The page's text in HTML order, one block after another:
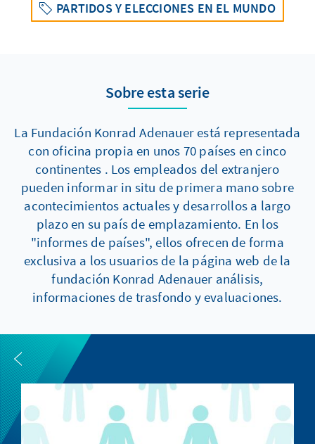
PARTIDOS Y ELECCIONES EN EL MUNDO
Sobre esta serie
La Fundación Konrad Adenauer está representada
con oficina propia en unos 70 países en cinco
continentes . Los empleados del extranjero
pueden informar in situ de primera mano sobre
acontecimientos actuales y desarrollos a largo
plazo en su país de emplazamiento. En los
"informes de países", ellos ofrecen de forma
exclusiva a los usuarios de la página web de la
fundación Konrad Adenauer análisis,
informaciones de trasfondo y evaluaciones.